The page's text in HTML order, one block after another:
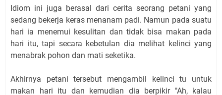
Idiom ini juga berasal dari cerita seorang petani yang
sedang bekerja keras menanam padi. Namun pada suatu
hari ia menemui kesulitan dan tidak bisa makan pada
hari itu, tapi secara kebetulan dia melihat kelinci yang
menabrak pohon dan mati seketika.
Akhirnya petani tersebut mengambil kelinci tu untuk
makan hari itu dan kemudian dia berpikir "Ah, kalau